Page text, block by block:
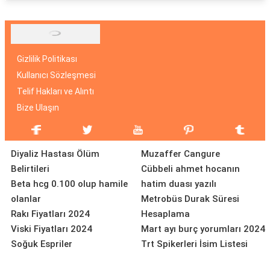
Gizlilik Politikası
Kullanıcı Sözleşmesi
Telif Hakları ve Alıntı
Bize Ulaşın
Diyaliz Hastası Ölüm
Belirtileri
Beta hcg 0.100 olup hamile
olanlar
Rakı Fiyatları 2024
Viski Fiyatları 2024
Soğuk Espriler
Muzaffer Cangure
Cübbeli ahmet hocanın
hatim duası yazılı
Metrobüs Durak Süresi
Hesaplama
Mart ayı burç yorumları 2024
Trt Spikerleri İsim Listesi